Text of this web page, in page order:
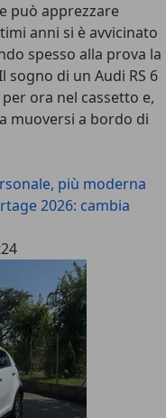
può apprezzare
anni si è avvicinato
spesso alla prova la
sogno di un Audi RS 6
ora nel cassetto e,
muoversi a bordo di
più moderna
2026: cambia